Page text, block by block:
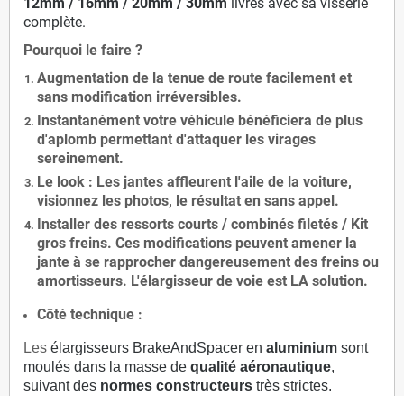
complète.
Pourquoi le faire ?
Augmentation de la tenue de route facilement et
sans modification irréversibles.
Instantanément votre véhicule bénéficiera de plus
d'aplomb permettant d'attaquer les virages
sereinement.
Le look : Les jantes affleurent l'aile de la voiture,
visionnez les photos, le résultat en sans appel.
Installer des ressorts courts / combinés filetés / Kit
gros freins. Ces modifications peuvent amener la
jante à se rapprocher dangereusement des freins ou
amortisseurs. L'élargisseur de voie est LA solution.
Côté technique :
Les élargisseurs BrakeAndSpacer en aluminium sont
moulés dans la masse de qualité aéronautique,
suivant des normes constructeurs très strictes.